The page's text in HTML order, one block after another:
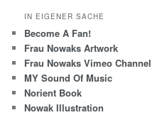
IN EIGENER SACHE
Become A Fan!
Frau Nowaks Artwork
Frau Nowaks Vimeo Channel
MY Sound Of Music
Norient Book
Nowak Illustration